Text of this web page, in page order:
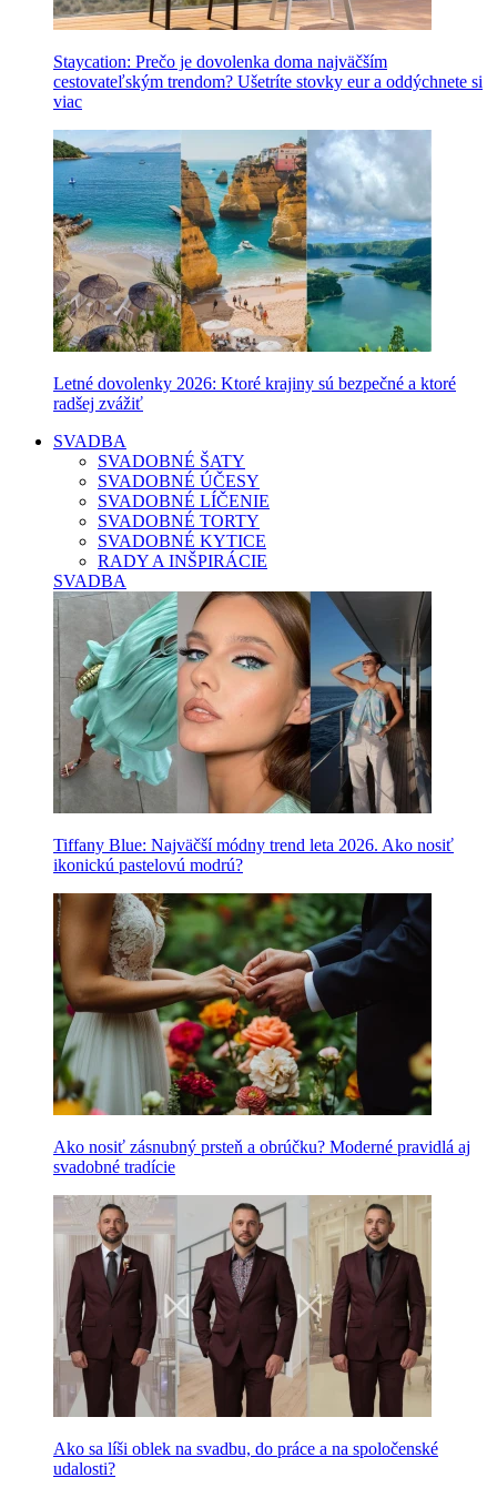
Staycation: Prečo je dovolenka doma najväčším
cestovateľským trendom? Ušetríte stovky eur a oddýchnete si
viac
Letné dovolenky 2026: Ktoré krajiny sú bezpečné a ktoré
radšej zvážiť
SVADBA
SVADOBNÉ ŠATY
SVADOBNÉ ÚČESY
SVADOBNÉ LÍČENIE
SVADOBNÉ TORTY
SVADOBNÉ KYTICE
RADY A INŠPIRÁCIE
SVADBA
Tiffany Blue: Najväčší módny trend leta 2026. Ako nosiť
ikonickú pastelovú modrú?
Ako nosiť zásnubný prsteň a obrúčku? Moderné pravidlá aj
svadobné tradície
Ako sa líši oblek na svadbu, do práce a na spoločenské
udalosti?